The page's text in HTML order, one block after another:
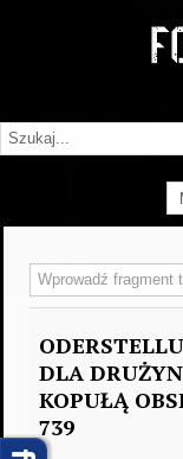
Wprowadź fragment
DLA
KOPUŁĄ
739